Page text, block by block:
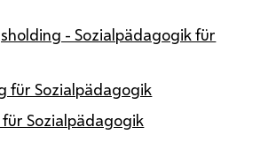
- Sozialpädagogik für
für Sozialpädagogik
Sozialpädagogik